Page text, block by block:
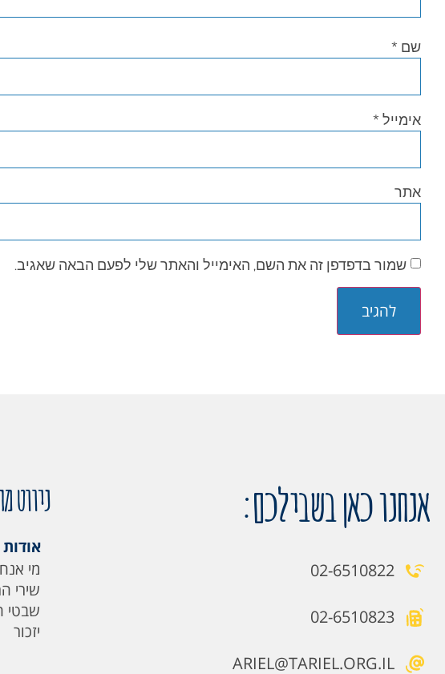
שם *
אימייל *
אתר
שמור בדפדפן זה את השם, האימייל והאתר שלי לפעם הבאה שאגיב.
אנחנו כאן בשבילכם:
02-6510822
02-6510823
ARIEL@TARIEL.ORG.IL
ניווט
מי
שירי
שבטי
יזכור